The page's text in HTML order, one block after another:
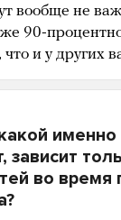
вообще не
90-
и у других
именно
зависит
во время